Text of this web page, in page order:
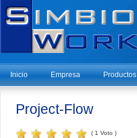
Inicio Empresa Productos
Project-Flow
( 1 Voto )